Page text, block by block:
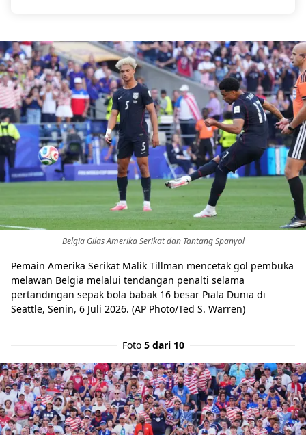
Belgia Gilas Amerika Serikat dan Tantang Spanyol
Pemain Amerika Serikat Malik Tillman mencetak gol pembuka
melawan Belgia melalui tendangan penalti selama
pertandingan sepak bola babak 16 besar Piala Dunia di
Seattle, Senin, 6 Juli 2026. (AP Photo/Ted S. Warren)
Foto 5 dari 10